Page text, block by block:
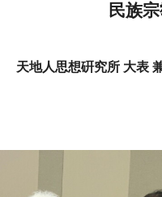
民族
天地人思想硏究所 大表